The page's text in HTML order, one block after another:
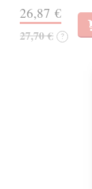
26,87 €
27,70 € ?